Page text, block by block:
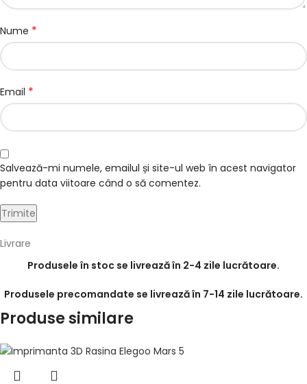
Nume *
Email *
Salvează-mi numele, emailul și site-ul web în acest navigator
pentru data viitoare când o să comentez.
Livrare
Produsele în stoc se livrează în 2-4 zile lucrătoare.
Produsele precomandate se livrează în 7-14 zile lucrătoare.
Produse similare